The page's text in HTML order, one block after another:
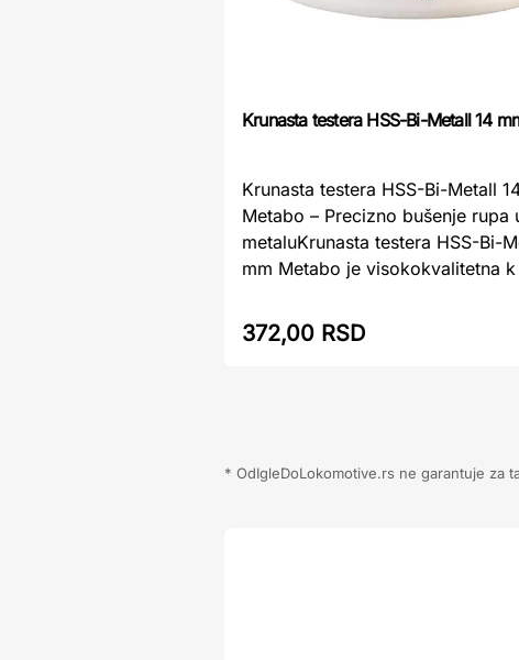
Krunasta testera HSS-Bi-Metall 14
Krunasta testera HSS-Bi-Metall
Metabo – Precizno bušenje rupa
metaluKrunasta testera HSS-Bi-
mm Metabo je visokokvalitetna
372,00 RSD
* OdIgleDoLokomotive.rs ne garantuje za